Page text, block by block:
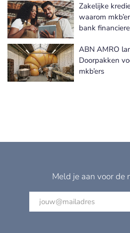
Zakelijke
waarom
bank
ABN AMRO
Doorpakken
mkb’ers
Meld je aan voor de